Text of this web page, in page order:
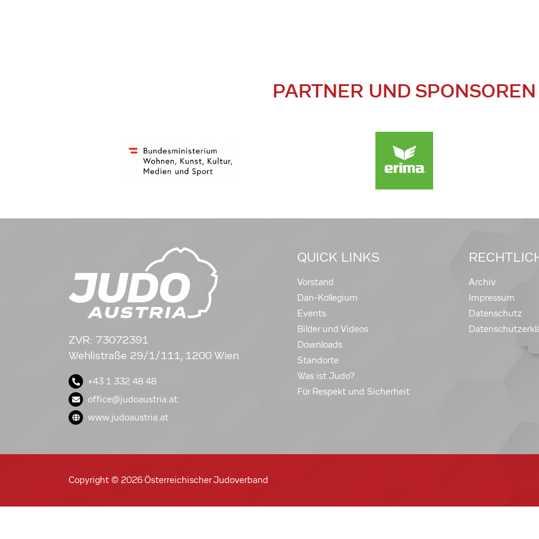
PARTNER UND SPONSOREN
ZVR: 73072391
Wehlistraße 29/1/111, 1200 Wien
+43 1 332 48 48
office@judoaustria.at
www.judoaustria.at
QUICK LINKS
Vorstand
Dan-Kollegium
Events
Bilder und Videos
Downloads
Standorte
Was ist Judo?
Für Respekt und Sicherheit
Archiv
Impressum
Datenschutz
Copyright © 2026 Österreichischer Judoverband